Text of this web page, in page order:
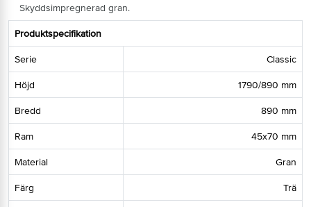
Skyddsimpregnerad gran.
Produktspecifikation
Serie Classic
Höjd 1790/890 mm
Bredd 890 mm
Ram 45x70 mm
Material Gran
Färg Trä